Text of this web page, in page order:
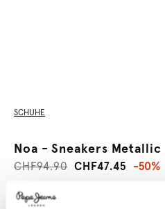
SCHUHE
Noa - Sneakers Metallic
CHF47.45
CHF94.90 -50%